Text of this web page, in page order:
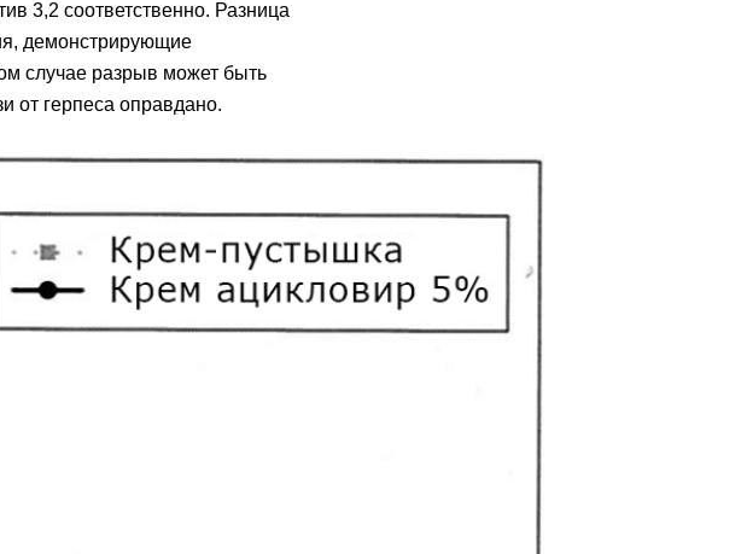
3,2 соответственно. Разница
демонстрирующие
случае разрыв может быть
от герпеса оправдано.